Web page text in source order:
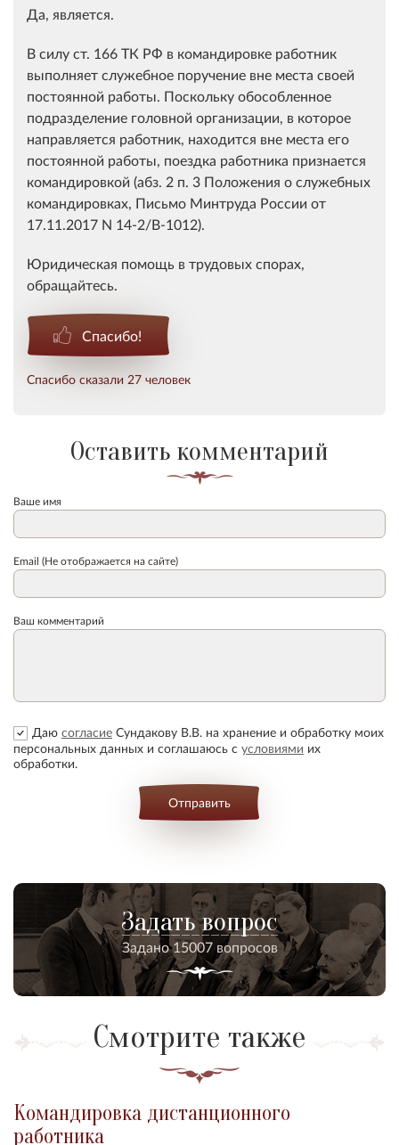
Да, является.
В силу ст. 166 ТК РФ в командировке работник
выполняет служебное поручение вне места своей
постоянной работы. Поскольку обособленное
подразделение головной организации, в которое
направляется работник, находится вне места его
постоянной работы, поездка работника признается
командировкой (абз. 2 п. 3 Положения о служебных
командировках, Письмо Минтруда России от
17.11.2017 N 14-2/В-1012).
Юридическая помощь в трудовых спорах,
обращайтесь.
Спасибо!
Спасибо сказали 27 человек
Оставить комментарий
Ваше имя
Email (Не отображается на сайте)
Ваш комментарий
Даю согласие Сундакову В.В. на хранение и обработку моих
персональных данных и соглашаюсь с условиями их
обработки.
Отправить
Задать вопрос
Задано 15007 вопросов
Смотрите также
Командировка дистанционного
работника